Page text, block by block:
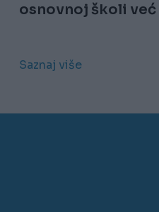
osnovnoj školi
Saznaj više